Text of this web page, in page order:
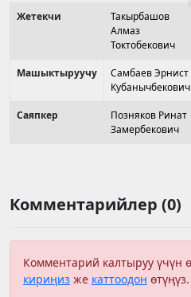
Жетекчи
Такырбашов
Алмаз
Токтобекович
Машыктыруучу
Самбаев Эрнист
Кубанычбекович
Саяпкер
Позняков Ринат
Замербекович
Комментарийлер (0)
Комментарий калтыруу
кириңиз же каттоодон өтүңүз.